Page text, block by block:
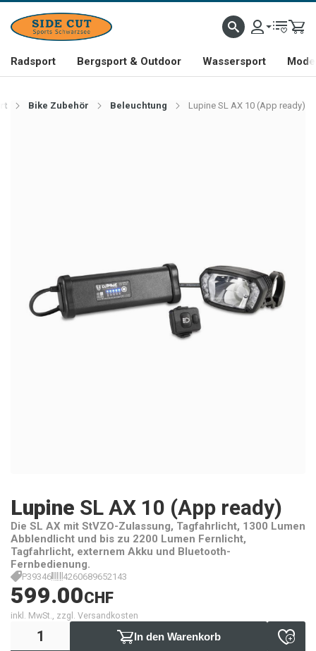
Radsport Bergsport & Outdoor Wassersport
Bike Zubehör Beleuchtung Lupine SL AX 10 (App ready)
Lupine SL AX 10 (App ready)
Die SL AX mit StVZO-Zulassung, Tagfahrlicht, 1300 Lumen
Abblendlicht und bis zu 2200 Lumen Fernlicht,
Tagfahrlicht, externem Akku und Bluetooth-
Fernbedienung.
P39346 4260689652143
599.00CHF
inkl. MwSt., zzgl. Versandkosten
In den Warenkorb